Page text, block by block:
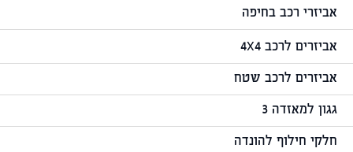
אביזרי רכב בחיפה
אביזרים לרכב 4X4
אביזרים לרכב שטח
גגון למאזדה 3
חלקי חילוף להונדה